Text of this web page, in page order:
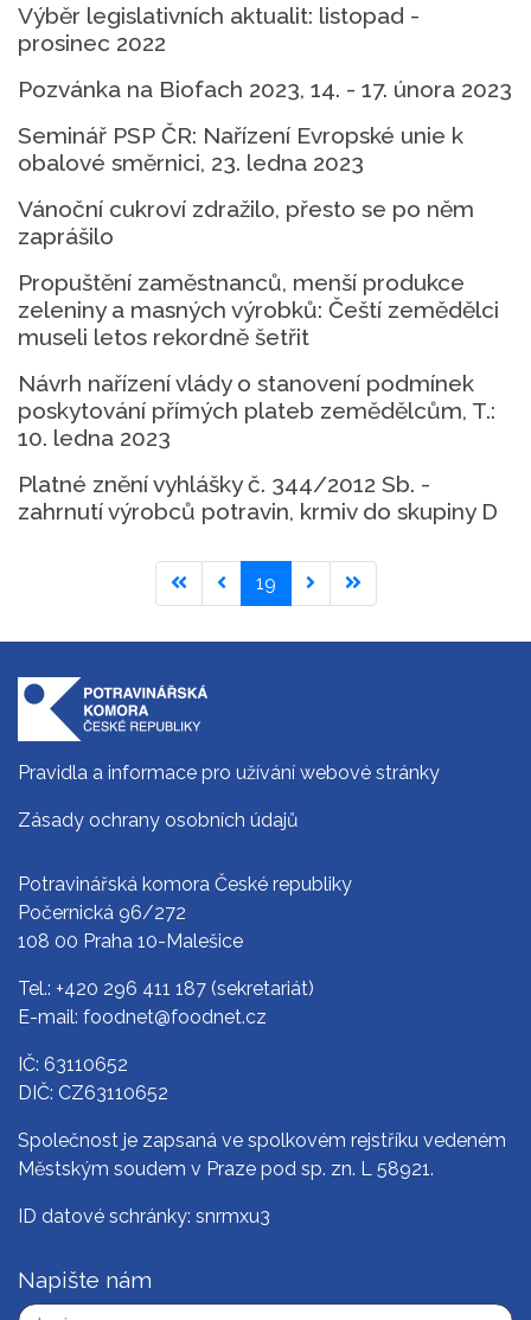
Výběr legislativních aktualit: listopad -
prosinec 2022
Pozvánka na Biofach 2023, 14. - 17. února 2023
Seminář PSP ČR: Nařízení Evropské unie k
obalové směrnici, 23. ledna 2023
Vánoční cukroví zdražilo, přesto se po něm
zaprášilo
Propuštění zaměstnanců, menší produkce
zeleniny a masných výrobků: Čeští zemědělci
museli letos rekordně šetřit
Návrh nařízení vlády o stanovení podmínek
poskytování přímých plateb zemědělcům, T.:
10. ledna 2023
Platné znění vyhlášky č. 344/2012 Sb. -
zahrnutí výrobců potravin, krmiv do skupiny D
19
Pravidla a informace pro užívání webové stránky
Zásady ochrany osobních údajů
Potravinářská komora České republiky
Počernická 96/272
108 00 Praha 10-Malešice
Tel.: +420 296 411 187 (sekretariát)
E-mail: foodnet@foodnet.cz
IČ: 63110652
DIČ: CZ63110652
Společnost je zapsaná ve spolkovém rejstříku vedeném
Městským soudem v Praze pod sp. zn. L 58921.
ID datové schránky: snrmxu3
Napište nám